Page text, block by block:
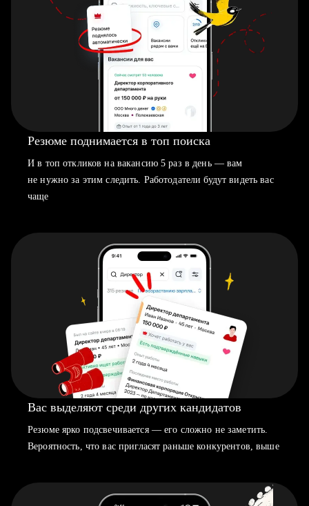
Резюме поднимается в топ поиска
И в топ откликов на вакансию 5 раз в день — вам
не нужно за этим следить. Работодатели будут видеть вас
чаще
Вас выделяют среди других кандидатов
Резюме ярко подсвечивается — его сложно не заметить.
Вероятность, что вас пригласят раньше конкурентов, выше